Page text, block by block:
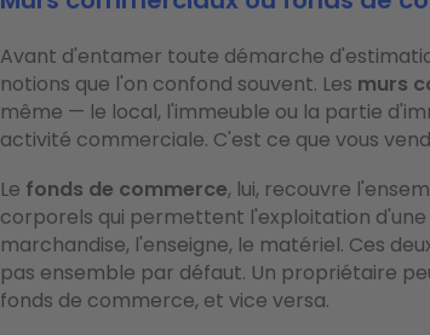
Avant d'entamer toute démarche
notions que l'on confond souvent. Les murs
même — le local, l'immeuble ou la partie
activité commerciale. C'est ce que vous
Le fonds de commerce, lui, recouvre
corporels qui permettent l'exploitation
marchandise, l'enseigne, le matériel. Ces
pas ensemble par défaut. Un propriétaire
fonds de commerce, et vice versa.